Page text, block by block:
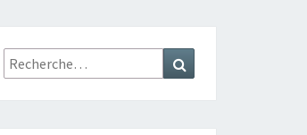
Recherche
: